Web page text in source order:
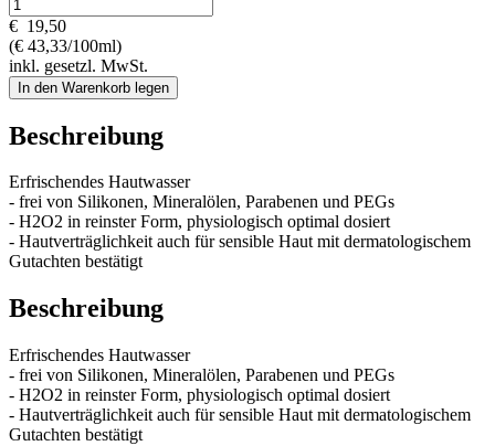
€ 19,50
(€ 43,33/100ml)
inkl. gesetzl. MwSt.
In den Warenkorb legen
Beschreibung
Erfrischendes Hautwasser
- frei von Silikonen, Mineralölen, Parabenen und PEGs
- H2O2 in reinster Form, physiologisch optimal dosiert
- Hautverträglichkeit auch für sensible Haut mit dermatologischem
Gutachten bestätigt
Beschreibung
Erfrischendes Hautwasser
- frei von Silikonen, Mineralölen, Parabenen und PEGs
- H2O2 in reinster Form, physiologisch optimal dosiert
- Hautverträglichkeit auch für sensible Haut mit dermatologischem
Gutachten bestätigt